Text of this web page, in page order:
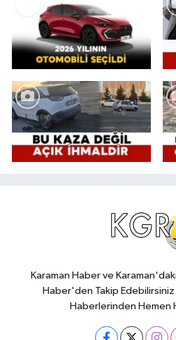
Karaman Haber ve
Haber'den Takip
Haberlerinden Hemen